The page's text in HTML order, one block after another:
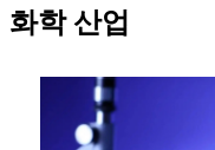
화학 산업